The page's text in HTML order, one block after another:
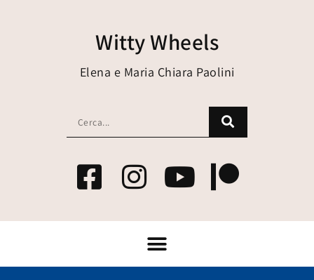
Witty Wheels
Elena e Maria Chiara Paolini